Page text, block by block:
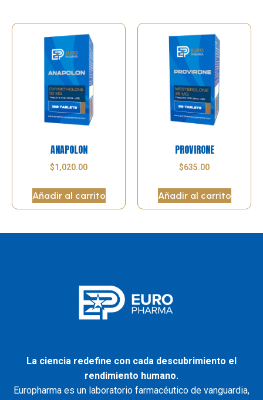
ANAPOLON
$1,020.00
Añadir al carrito
PROVIRONE
$635.00
Añadir al carrito
La ciencia redefine con cada descubrimiento el
rendimiento humano.
Europharma es un laboratorio farmacéutico de vanguardia,